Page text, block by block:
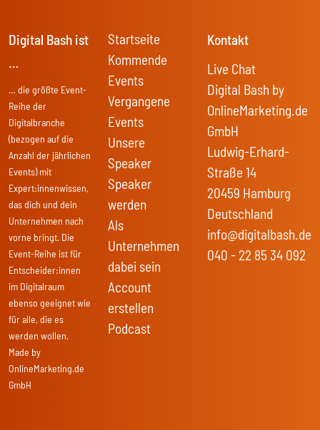
Digital Bash ist
…
… die größte Event-
Reihe der
Digitalbranche
(bezogen auf die
Anzahl der jährlichen
Events) mit
Expert:innenwissen,
das dich und dein
Unternehmen nach
vorne bringt. Die
Event-Reihe ist für
Entscheider:innen
im Digitalraum
ebenso geeignet wie
für alle, die es
werden wollen.
Made by
OnlineMarketing.de
GmbH
Startseite
Kommende
Events
Vergangene
Events
Unsere
Speaker
Speaker
werden
Als
Unternehmen
dabei sein
Account
erstellen
Podcast
Kontakt
Live Chat
Digital Bash by
OnlineMarketing.de
GmbH
Ludwig-Erhard-
Straße 14
20459 Hamburg
Deutschland
info@digitalbash.de
040 - 22 85 34 092